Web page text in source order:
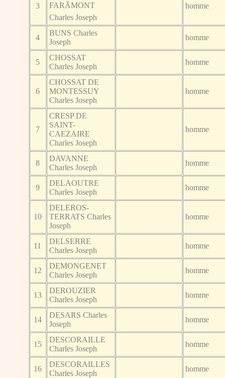
3
FARÃMONT
Charles Joseph
homme
4
BUNS Charles
Joseph
homme
5
CHOSSAT
Charles Joseph
homme
6
CHOSSAT DE
MONTESSUY
Charles Joseph
homme
7
CRESP DE
SAINT-
CAEZAIRE
Charles Joseph
homme
8
DAVANNE
Charles Joseph
homme
9
DELAOUTRE
Charles Joseph
homme
10
DELEROS-
TERRATS Charles
Joseph
homme
11
DELSERRE
Charles Joseph
homme
12
DEMONGENET
Charles Joseph
homme
13
DEROUZIER
Charles Joseph
homme
14
DESARS Charles
Joseph
homme
15
DESCORAILLE
Charles Joseph
homme
16
DESCORAILLES
Charles Joseph
homme